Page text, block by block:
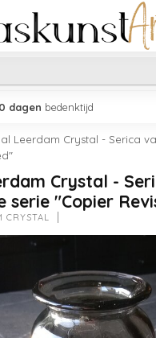
dagen bedenktijd
Leerdam Crystal - Serica
Crystal -
serie "Copier
CRYSTAL